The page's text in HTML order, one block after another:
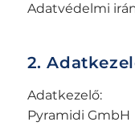
Adatvédelmi
2.
Adatkezelő:
Pyramidi GmbH